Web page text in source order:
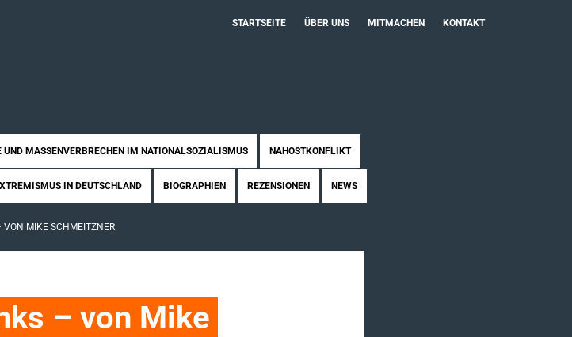
STARTSEITE ÜBER UNS MITMACHEN KONTAKT
UND MASSENVERBRECHEN IM NATIONALSOZIALISMUS NAHOSTKONFLIKT
IN DEUTSCHLAND BIOGRAPHIEN REZENSIONEN NEWS
MIKE SCHMEITZNER
– von Mike